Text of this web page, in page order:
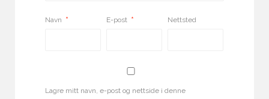
Navn * E-post * Nettsted
Lagre mitt navn, e-post og nettside i denne